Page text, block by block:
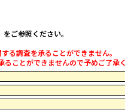
ご参照ください。
る調査を承ることができません。
ことができませんので予めご了承